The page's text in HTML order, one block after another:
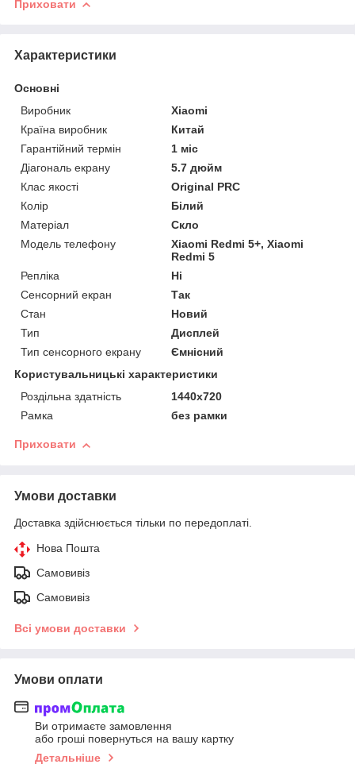
Приховати
Характеристики
Основні
Виробник
Xiaomi
Країна виробник
Китай
Гарантійний термін
1 міс
Діагональ екрану
5.7 дюйм
Клас якості
Original PRC
Колір
Білий
Матеріал
Скло
Модель телефону
Xiaomi Redmi 5+, Xiaomi
Redmi 5
Репліка
Ні
Сенсорний екран
Так
Стан
Новий
Тип
Дисплей
Тип сенсорного екрану
Ємнісний
Користувальницькі характеристики
Роздільна здатність
1440x720
Рамка
без рамки
Приховати
Умови доставки
Доставка здійснюється тільки по передоплаті.
Нова Пошта
Самовивіз
Самовивіз
Всі умови доставки
Умови оплати
Ви отримаєте замовлення
або гроші повернуться на вашу картку
Детальніше